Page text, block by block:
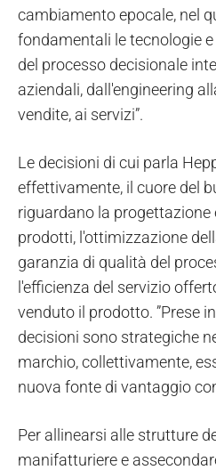
cambiamento epocale, nel
fondamentali le tecnologie
del processo decisionale
aziendali, dall'engineering
vendite, ai servizi”.
Le decisioni di cui parla
effettivamente, il cuore del
riguardano la progettazione
prodotti, l'ottimizzazione
garanzia di qualità del
l'efficienza del servizio
venduto il prodotto. ”Prese
decisioni sono strategiche
marchio, collettivamente,
nuova fonte di vantaggio
Per allinearsi alle strutture
manifatturiere e